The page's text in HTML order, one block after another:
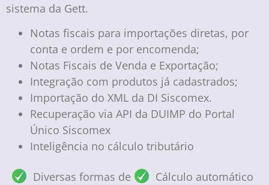
sistema da Gett.
Notas fiscais para importações diretas, por
conta e ordem e por encomenda;
Notas Fiscais de Venda e Exportação;
Integração com produtos já cadastrados;
Importação do XML da DI Siscomex.
Recuperação via API da DUIMP do Portal
Único Siscomex
Inteligência no cálculo tributário
Diversas formas de
Cálculo automático